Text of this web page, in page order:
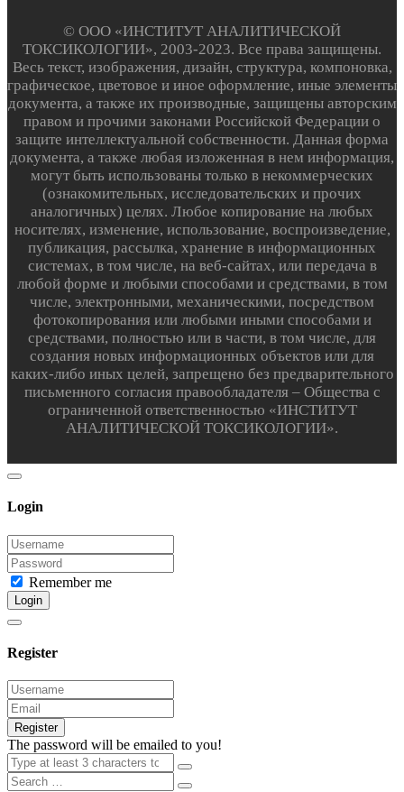
© ООО «ИНСТИТУТ АНАЛИТИЧЕСКОЙ
ТОКСИКОЛОГИИ», 2003-2023. Все права защищены.
Весь текст, изображения, дизайн, структура, компоновка,
графическое, цветовое и иное оформление, иные элементы
документа, а также их производные, защищены авторским
правом и прочими законами Российской Федерации о
защите интеллектуальной собственности. Данная форма
документа, а также любая изложенная в нем информация,
могут быть использованы только в некоммерческих
(ознакомительных, исследовательских и прочих
аналогичных) целях. Любое копирование на любых
носителях, изменение, использование, воспроизведение,
публикация, рассылка, хранение в информационных
системах, в том числе, на веб-сайтах, или передача в
любой форме и любыми способами и средствами, в том
числе, электронными, механическими, посредством
фотокопирования или любыми иными способами и
средствами, полностью или в части, в том числе, для
создания новых информационных объектов или для
каких-либо иных целей, запрещено без предварительного
письменного согласия правообладателя – Общества с
ограниченной ответственностью «ИНСТИТУТ
АНАЛИТИЧЕСКОЙ ТОКСИКОЛОГИИ».
Login
Remember me
Login
Register
Register
The password will be emailed to you!